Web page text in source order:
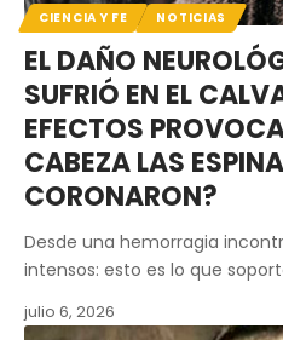
CIENCIA Y FE NOTICIAS
EL DAÑO
SUFRIÓ EN EL
EFECTOS
CABEZA LAS
CORONARON?
Desde una hemorragia
intensos: esto es lo que
julio 6, 2026